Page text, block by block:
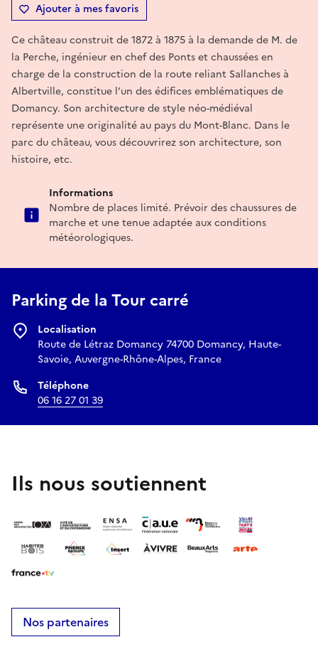
Ajouter à mes favoris
Ce château construit de 1872 à 1875 à la demande de M. de
la Perche, ingénieur en chef des Ponts et chaussées en
charge de la construction de la route reliant Sallanches à
Albertville, constitue l’un des édifices emblématiques de
Domancy. Son architecture de style néo-médiéval
représente une originalité au pays du Mont-Blanc. Dans le
parc du château, vous découvrirez son architecture, son
histoire, etc.
Informations
Nombre de places limité. Prévoir des chaussures de
marche et une tenue adaptée aux conditions
météorologiques.
Parking de la Tour carré
Localisation
Route de Létraz Domancy 74700 Domancy, Haute-
Savoie, Auvergne-Rhône-Alpes, France
Téléphone
06 16 27 01 39
Ils nous soutiennent
Nos partenaires